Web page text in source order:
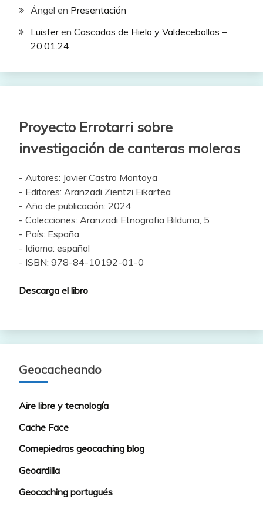
Ángel en Presentación
Luisferen Cascadas de Hielo y Valdecebollas –
20.01.24
Proyecto Errotarri sobre
investigación de canteras moleras
- Autores: Javier Castro Montoya
- Editores: Aranzadi Zientzi Eikartea
- Año de publicación: 2024
- Colecciones: Aranzadi Etnografia Bilduma, 5
- País: España
- Idioma: español
- ISBN: 978-84-10192-01-0
Descarga el libro
Geocacheando
Aire libre y tecnología
Cache Face
Comepiedras geocaching blog
Geoardilla
Geocaching portugués